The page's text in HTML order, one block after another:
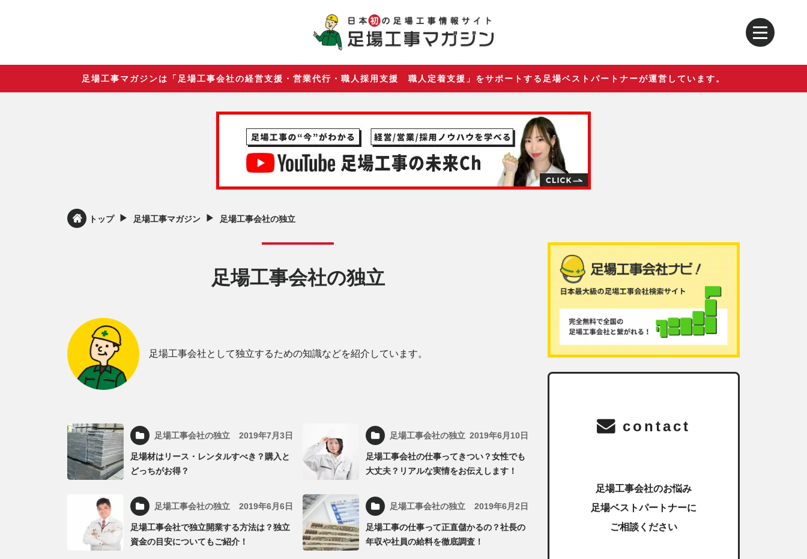
足場工事マガジンは「足場工事会社の経営支援・営業代行・職人採用支援 職人定着支援」をサポートする足場ベストパートナーが運営しています。
トップ ▶︎ 足場工事マガジン ▶︎ 足場工事会社の独立
足場工事会社の独立
足場工事会社として独立するための知識などを紹介しています。
足場工事会社の独立 2019年7月3日
足場材はリース・レンタルすべき？購入と
どっちがお得？
足場工事会社の独立 2019年6月10日
足場工事会社の仕事ってきつい？女性でも
大丈夫？リアルな実情をお伝えします！
足場工事会社の独立 2019年6月6日
足場工事会社で独立開業する方法は？独立
資金の目安についてもご紹介！
足場工事会社の独立 2019年6月2日
足場工事の仕事って正直儲かるの？社長の
年収や社員の給料を徹底調査！
contact
足場工事会社のお悩み
足場ベストパートナーに
ご相談ください